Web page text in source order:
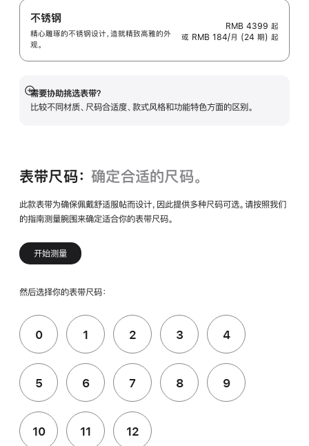
不锈钢
精心雕琢的不锈钢设计，造就精致高雅的外
观。
RMB 4399 起
或 RMB 184/月 (24 期) 起
需要协助挑选表带？
比较不同材质、尺码合适度、款式风格和功能特色方面的区别。
展
开
表带尺码： 确定合适的尺码。
此款表带为确保佩戴舒适服帖而设计，因此提供多种尺码可选。请按照我们
的指南测量腕围来确定适合你的表带尺码。
开始测量
然后选择你的表带尺码：
0 1 2 3 4
5 6 7 8 9
10 11 12